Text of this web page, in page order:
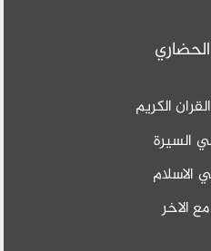
الكريم
السيرة
الاسلام
الاخر